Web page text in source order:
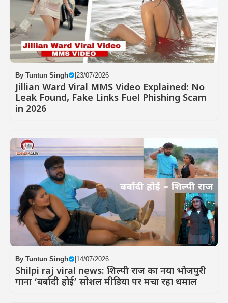
By Tuntun Singh |23/07/2026
Jillian Ward Viral MMS Video Explained: No
Leak Found, Fake Links Fuel Phishing Scam
in 2026
By Tuntun Singh 14/07/2026
Shilpi raj viral news: शिल्पी राज का नया भोजपुरी
गाना ‘बर्बादी होई’ सोशल मीडिया पर मचा रहा धमाल